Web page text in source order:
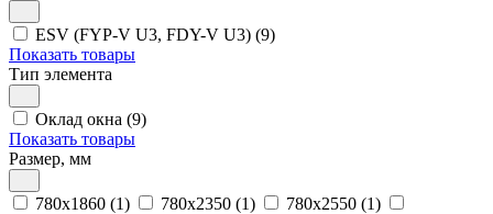
ESV (FYP-V U3, FDY-V U3) (9)
Показать товары
Тип элемента
Оклад окна (9)
Показать товары
Размер, мм
780x1860 (1) 780x2350 (1)
780x2550 (1)